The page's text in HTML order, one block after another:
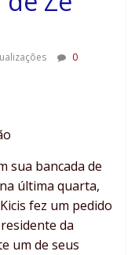
0
sua bancada de
última quarta,
fez um pedido
da
um de seus